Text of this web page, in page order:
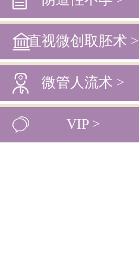
直视微创取胚术 >
微管人流术 >
VIP >